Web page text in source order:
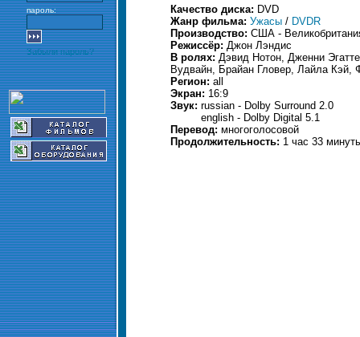
пароль:
Забыли пароль?
Качество диска: DVD
Жанр фильма: Ужасы / DVDR
Производство: США -
Режиссёр: Джон Лэндис
В ролях: Дэвид Нотон, Дженни
Вудвайн, Брайан Гловер, Лайла Кэй,
Регион: all
Экран: 16:9
Звук: russian - Dolby Surround 2.0
english - Dolby Digital 5.1
Перевод: многоголосовой
Продолжительность: 1 час 33